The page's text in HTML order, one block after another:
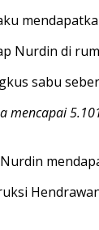
Nurdin di
sabu
mencapai